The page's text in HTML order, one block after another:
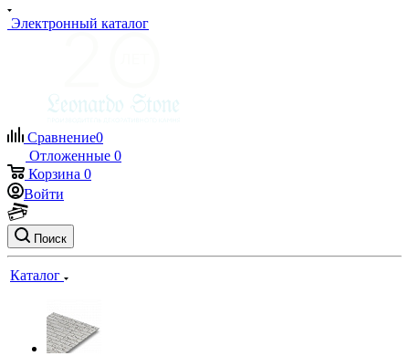
Электронный каталог
Сравнение0
Отложенные 0
Корзина 0
Войти
Поиск
Каталог